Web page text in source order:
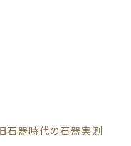
石器時代の石器実測